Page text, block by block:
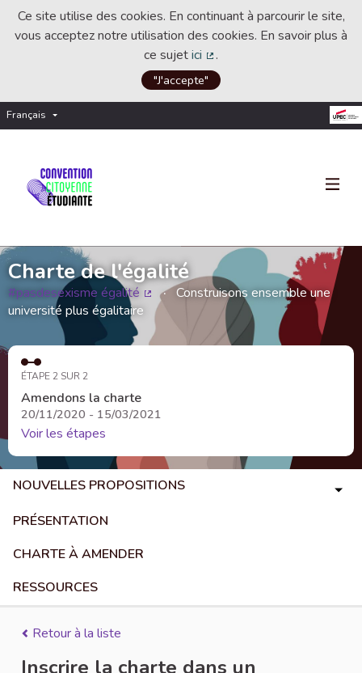
Ce site utilise des cookies. En continuant à parcourir le site,
vous acceptez notre utilisation des cookies. En savoir plus à
ce sujetici
(Lien externe)
.
"J'accepte"
Français Choisir la langue
Charte de l'égalité
#pasdesexisme égalité
(Lien externe)
Construisons ensemble une
université plus égalitaire
ÉTAPE 2 SUR 2
Amendons la charte
20/11/2020 - 15/03/2021
Voir les étapes
NOUVELLES PROPOSITIONS
PRÉSENTATION
CHARTE À AMENDER
RESSOURCES
Retour à la liste
Inscrire la charte dans un